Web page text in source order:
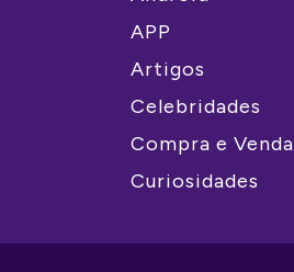
APP
Artigos
Celebridades
Compra e Venda
Curiosidades